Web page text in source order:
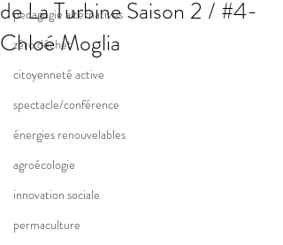
pedagogie alternatives
zéro déchet
citoyenneté active
spectacle/conférence
énergies renouvelables
agroécologie
innovation sociale
permaculture
de La Turbine Saison 2 / #4-
Chloé Moglia